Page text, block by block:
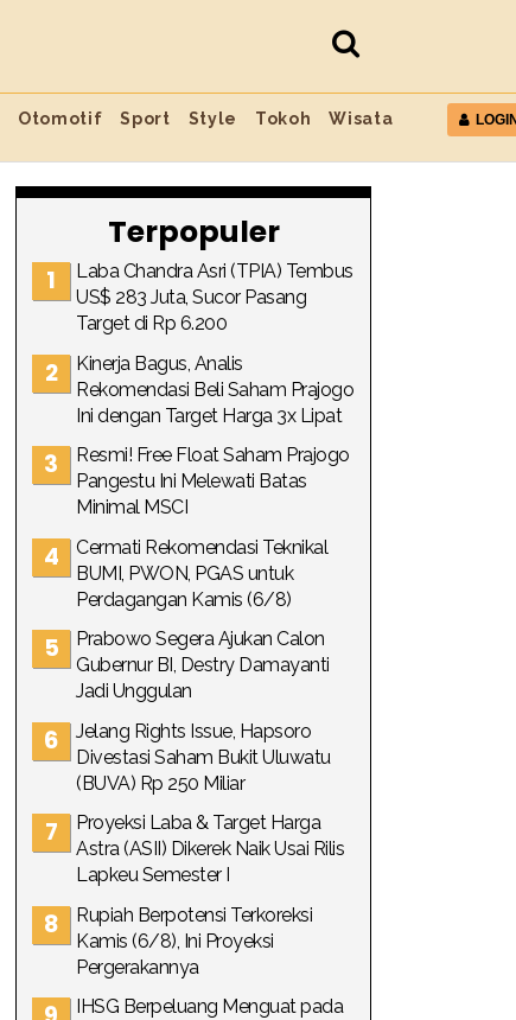
Otomotif Sport Style Tokoh Wisata
Terpopuler
Laba Chandra Asri (TPIA) Tembus
US$ 283 Juta, Sucor Pasang
Target di Rp 6.200
Kinerja Bagus, Analis
Rekomendasi Beli Saham Prajogo
Ini dengan Target Harga 3x Lipat
Resmi! Free Float Saham Prajogo
Pangestu Ini Melewati Batas
Minimal MSCI
Cermati Rekomendasi Teknikal
BUMI, PWON, PGAS untuk
Perdagangan Kamis (6/8)
Prabowo Segera Ajukan Calon
Gubernur BI, Destry Damayanti
Jadi Unggulan
Jelang Rights Issue, Hapsoro
Divestasi Saham Bukit Uluwatu
(BUVA) Rp 250 Miliar
Proyeksi Laba & Target Harga
Astra (ASII) Dikerek Naik Usai Rilis
Lapkeu Semester I
Rupiah Berpotensi Terkoreksi
Kamis (6/8), Ini Proyeksi
Pergerakannya
IHSG Berpeluang Menguat pada